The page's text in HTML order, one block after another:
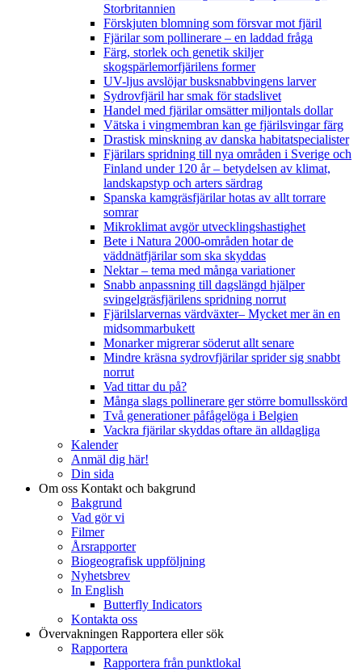
Storbritannien
Förskjuten blomning som försvar mot fjäril
Fjärilar som pollinerare – en laddad fråga
Färg, storlek och genetik skiljer
skogspärlemorfjärilens former
UV-ljus avslöjar busksnabbvingens larver
Sydrovfjäril har smak för stadslivet
Handel med fjärilar omsätter miljontals dollar
Vätska i vingmembran kan ge fjärilsvingar färg
Drastisk minskning av danska habitatspecialister
Fjärilars spridning till nya områden i Sverige och
Finland under 120 år– betydelsen av klimat,
landskapstyp och arters särdrag
Spanska kamgräsfjärilar hotas av allt torrare
somrar
Mikroklimat avgör utvecklingshastighet
Bete i Natura 2000-områden hotar de
väddnätfjärilar som ska skyddas
Nektar – tema med många variationer
Snabb anpassning till dagslängd hjälper
svingelgräsfjärilens spridning norrut
Fjärilslarvernas värdväxter– Mycket mer än en
midsommarbukett
Monarker migrerar söderut allt senare
Mindre kräsna sydrovfjärilar sprider sig snabbt
norrut
Vad tittar du på?
Många slags pollinerare ger större bomullsskörd
Två generationer påfågelöga i Belgien
Vackra fjärilar skyddas oftare än alldagliga
Kalender
Anmäl dig här!
Din sida
Om oss Kontakt och bakgrund
Bakgrund
Vad gör vi
Filmer
Årsrapporter
Biogeografisk uppföljning
Nyhetsbrev
In English
Butterfly Indicators
Kontakta oss
Övervakningen Rapportera eller sök
Rapportera
Rapportera från punktlokal